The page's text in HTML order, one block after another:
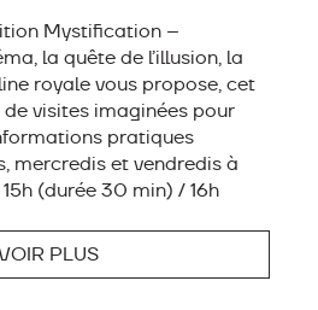
Mystification –
la quête de l’illusion, la
royale vous propose, cet
visites imaginées pour
pratiques
mercredis et vendredis à
(durée 30 min) / 16h
PLUS